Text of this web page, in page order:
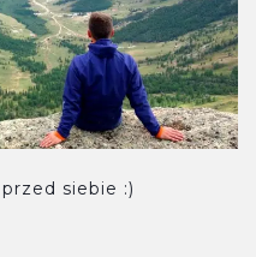
siebie :)